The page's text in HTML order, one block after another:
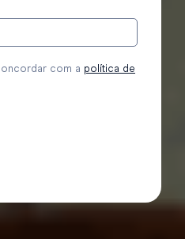
com a política de